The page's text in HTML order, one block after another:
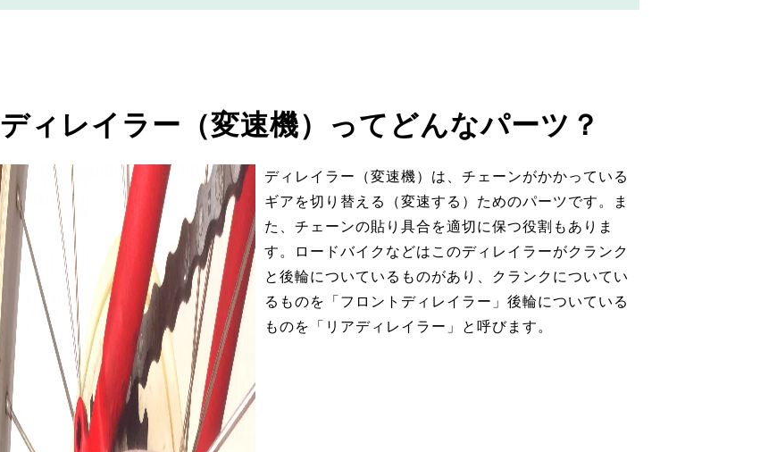
ディレイラー（変速機）ってどんなパーツ？
ディレイラー（変速機）は、チェーンがかかっている
ギアを切り替える（変速する）ためのパーツです。ま
た、チェーンの貼り具合を適切に保つ役割もありま
す。ロードバイクなどはこのディレイラーがクランク
と後輪についているものがあり、クランクについてい
るものを「フロントディレイラー」後輪についている
ものを「リアディレイラー」と呼びます。